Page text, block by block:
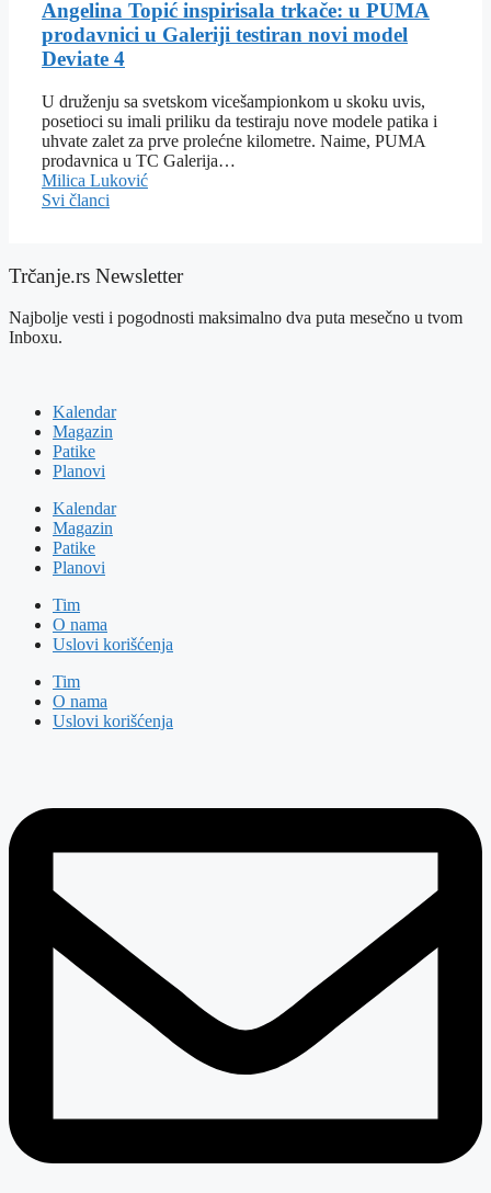
Angelina Topić inspirisala trkače: u PUMA
prodavnici u Galeriji testiran novi model
Deviate 4
U druženju sa svetskom vicešampionkom u skoku uvis,
posetioci su imali priliku da testiraju nove modele patika i
uhvate zalet za prve prolećne kilometre. Naime, PUMA
prodavnica u TC Galerija…
Milica Luković
Svi članci
Trčanje.rs Newsletter
Najbolje vesti i pogodnosti maksimalno dva puta mesečno u tvom
Inboxu.
Kalendar
Magazin
Patike
Planovi
Kalendar
Magazin
Patike
Planovi
Tim
O nama
Uslovi korišćenja
Tim
O nama
Uslovi korišćenja